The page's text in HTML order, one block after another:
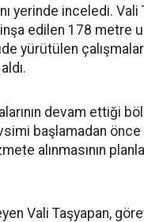
yerinde inceledi. Vali
edilen 178 metre
yürütülen çalışmalar
devam ettiği
başlamadan önce
alınmasının
Vali Taşyapan,